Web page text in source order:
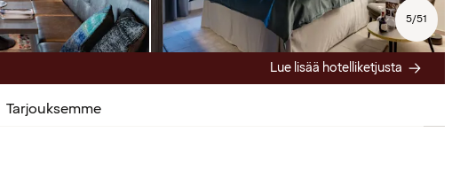
5/51
Lue lisää hotelliketjusta
Tarjouksemme